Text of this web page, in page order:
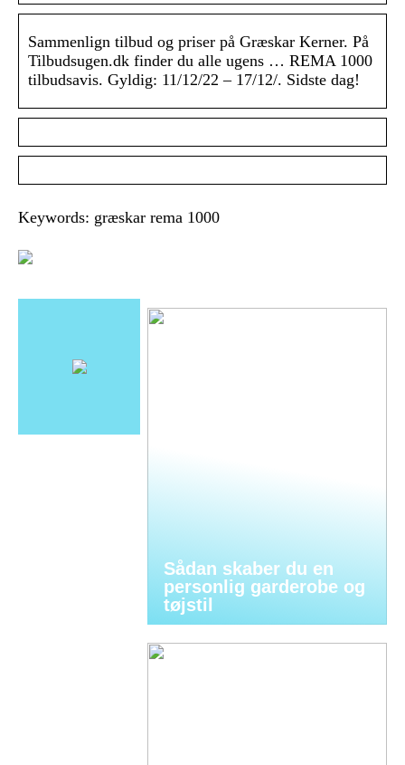
Sammenlign tilbud og priser på Græskar Kerner. På
Tilbudsugen.dk finder du alle ugens … REMA 1000
tilbudsavis. Gyldig: 11/12/22 – 17/12/. Sidste dag!
Keywords: græskar rema 1000
Sådan skaber du en
personlig garderobe og
tøjstil